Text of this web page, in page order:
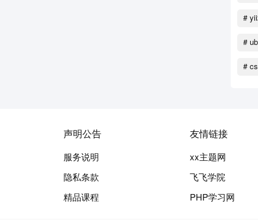
#
#
#
声明公告
服务说明
隐私条款
精品课程
友情链接
xx主题网
飞飞学院
PHP学习网